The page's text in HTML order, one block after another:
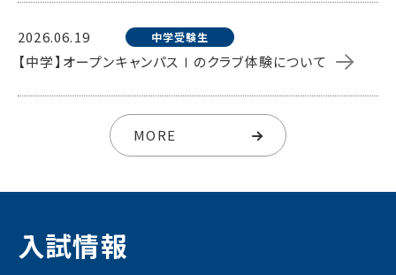
2026.06.19 中学受験生
【中学】オープンキャンパスⅠのクラブ体験について
MORE
入試情報